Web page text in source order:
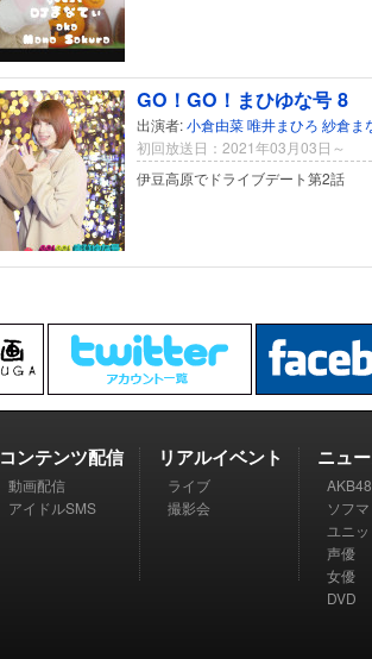
GO！GO！まひゆな号 8
出演者:小倉由菜唯井まひろ 紗倉ま
初回放送日：2021年03月03日～
伊豆高原でドライブデート第2話
コンテンツ配信
動画配信
アイドルSMS
リアルイベント
ライブ
撮影会
ニュ
AKB48
ソフ
ユニ
声優
女優
DVD